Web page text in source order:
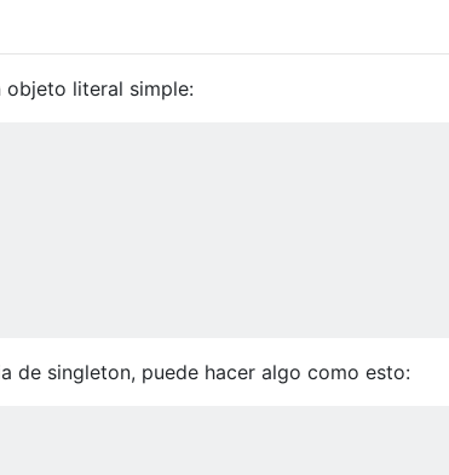
objeto literal simple:
de singleton, puede hacer algo como esto: